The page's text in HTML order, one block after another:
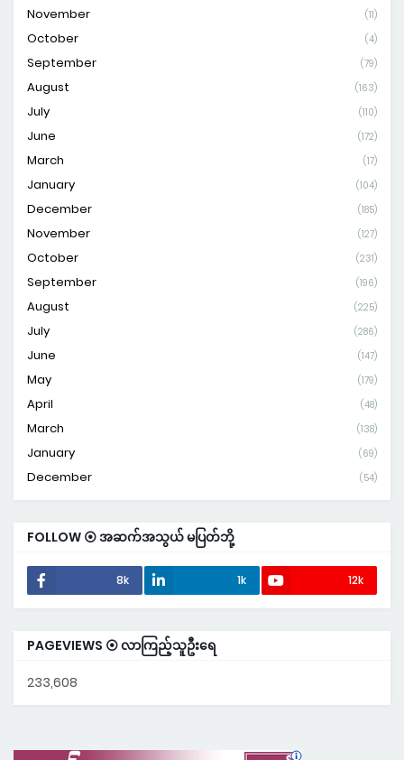
November (11)
October (4)
September (79)
August (163)
July (110)
June (172)
March (17)
January (104)
December (185)
November (127)
October (231)
September (196)
August (225)
July (286)
June (147)
May (179)
April (48)
March (138)
January (69)
December (54)
FOLLOW ⦿ အဆက်အသွယ် မပြတ်ဘို့
8k 1k 12k
PAGEVIEWS ⦿ လာကြည့်သူဦးရေ
233,608